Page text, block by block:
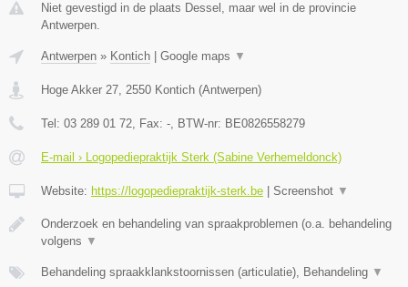
Niet gevestigd in de plaats Dessel, maar wel in de provincie
Antwerpen.
Antwerpen » Kontich Google maps ▼
Hoge Akker 27, 2550 Kontich (Antwerpen)
Tel: 03 289 01 72, Fax: -, BTW-nr: BE0826558279
E-mail › Logopediepraktijk Sterk (Sabine Verhemeldonck)
Website: https://logopediepraktijk-sterk.be Screenshot ▼
Onderzoek en behandeling van spraakproblemen (o.a. behandeling
volgens ▼
Behandeling spraakklankstoornissen (articulatie), Behandeling ▼